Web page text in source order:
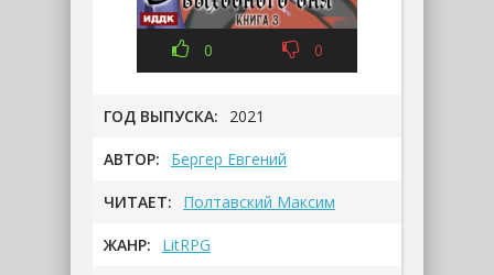
0 0
ГОД ВЫПУСКА: 2021
АВТОР: Бергер Евгений
ЧИТАЕТ: Полтавский Максим
ЖАНР: LitRPG